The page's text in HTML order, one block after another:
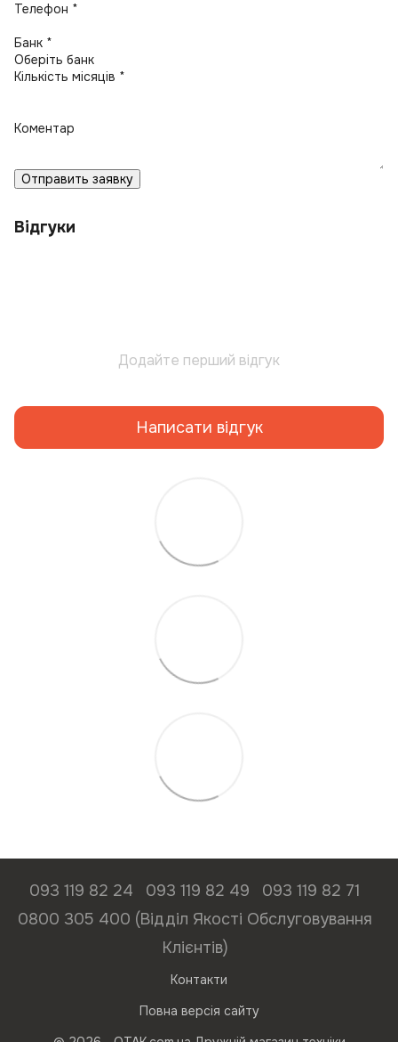
Телефон *
Банк *
Кількість місяців *
Коментар
Отправить заявку
Відгуки
Додайте перший відгук
Написати відгук
093 119 82 24 093 119 82 49
093 119 82 71
0800 305 400 (Відділ Якості Обслуговування
Клієнтів)
Контакти
Повна версія сайту